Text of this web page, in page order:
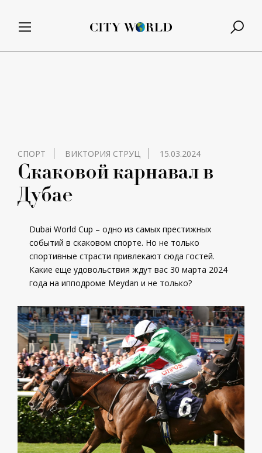
СПОРТ ВИКТОРИЯ СТРУЦ 15.03.2024
Скаковой карнавал в
Дубае
Dubai World Cup – одно из самых престижных
событий в скаковом спорте. Но не только
спортивные страсти привлекают сюда гостей.
Какие еще удовольствия ждут вас 30 марта 2024
года на ипподроме Meydan и не только?